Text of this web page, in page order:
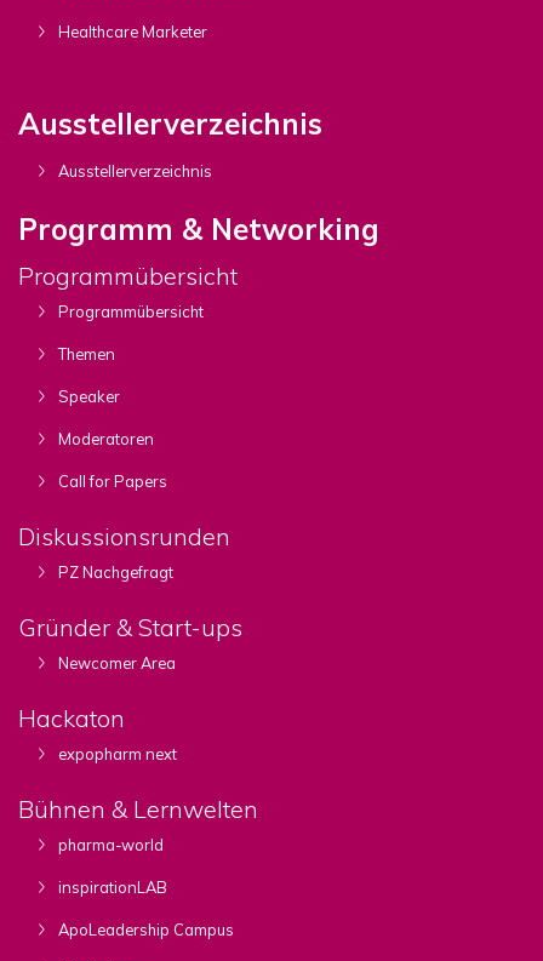
Healthcare Marketer
Ausstellerverzeichnis
Ausstellerverzeichnis
Programm & Networking
Programmübersicht
Programmübersicht
Themen
Speaker
Moderatoren
Call for Papers
Diskussionsrunden
PZ Nachgefragt
Gründer & Start-ups
Newcomer Area
Hackaton
expopharm next
Bühnen & Lernwelten
pharma-world
inspirationLAB
ApoLeadership Campus